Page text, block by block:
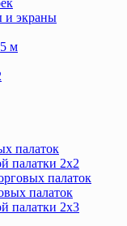
экраны
м
палаток
палатки 2х2
палаток
палаток
палатки 2х3